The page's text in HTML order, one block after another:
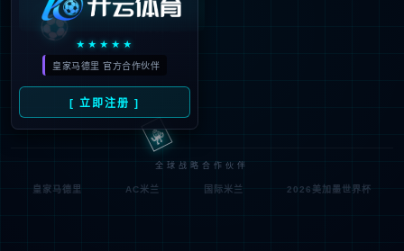
可能原因：网址有错误 >请检查地址是否完整或存在多余字
符;
网址已失效 >可能页面已删除，活动已下线等
返回首页